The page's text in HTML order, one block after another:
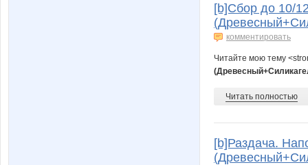
[b]Сбор до 10/
комментировать
Читайте мою тему
Читать полностью
[b]Раздача.